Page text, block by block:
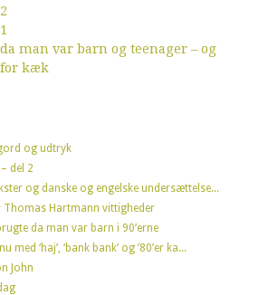
man var barn og teenager – og
for kæk
og udtryk
del 2
og danske og engelske undersættelse...
Thomas Hartmann vittigheder
da man var barn i 90’erne
‘haj’, ‘bank bank’ og ’80’er ka...
John